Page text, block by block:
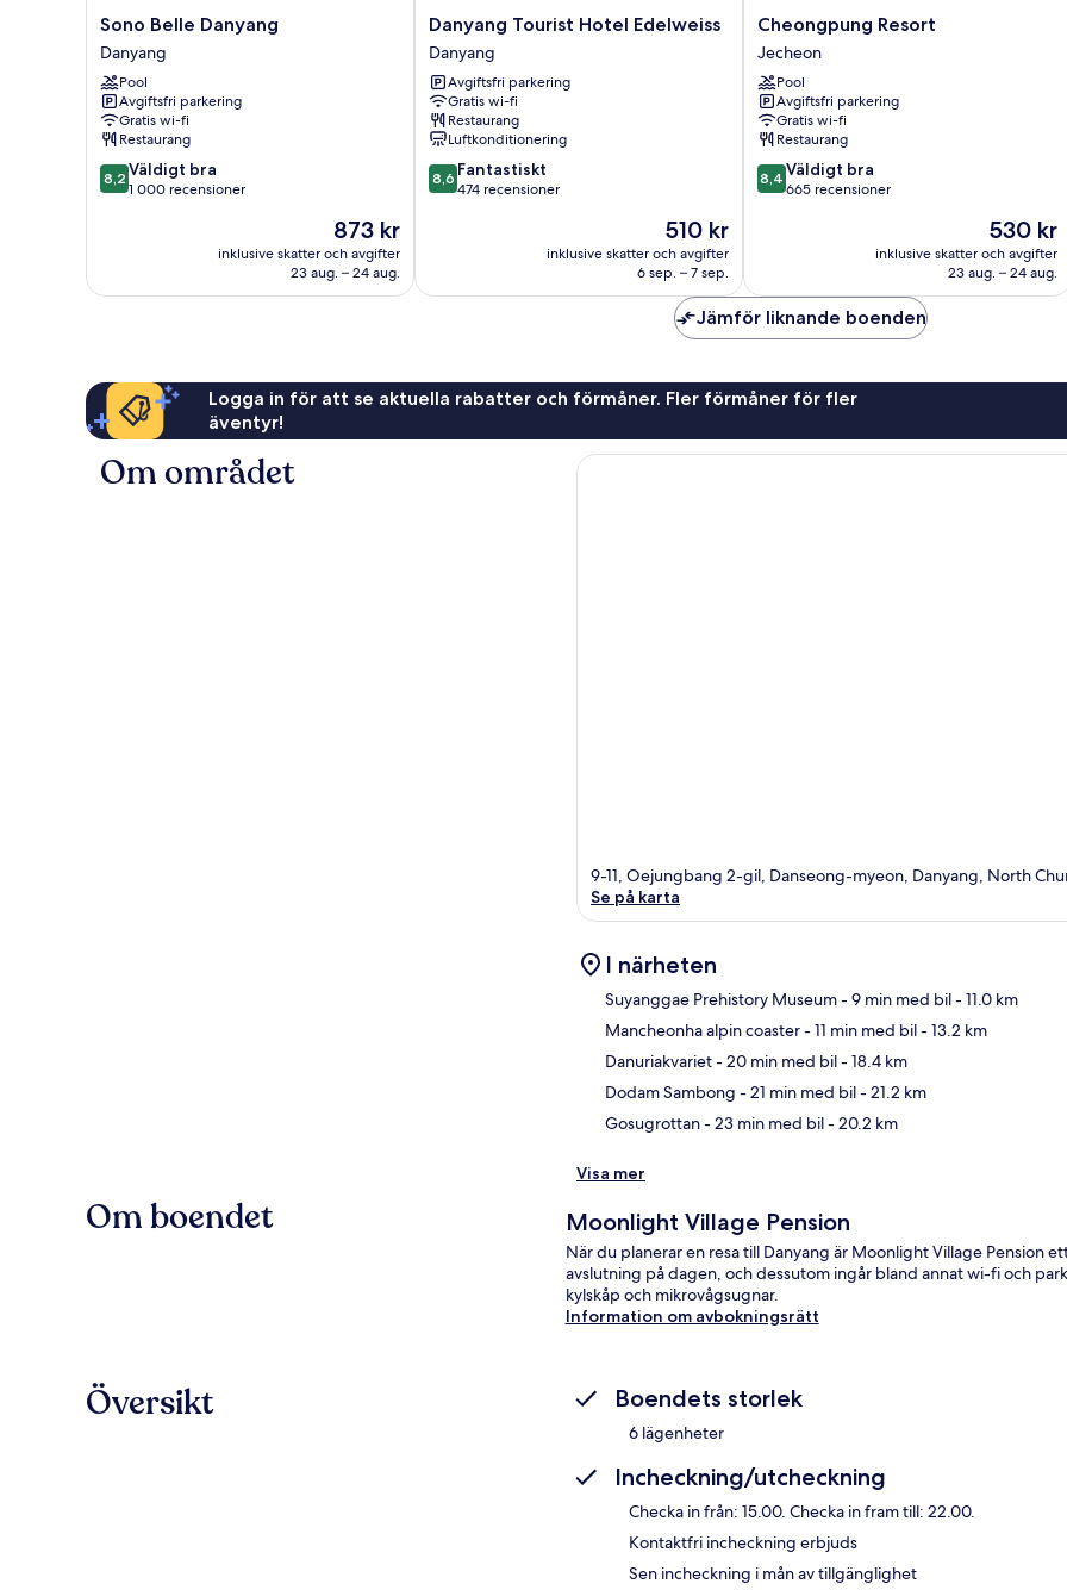
Sono
Belle
Danyang
Danyang
Sono Belle Danyang
Danyang
Pool
Avgiftsfri parkering
Gratis wi-fi
Restaurang
8.2
av
8,2 Väldigt bra
1 000 recensioner
Priset
är
873 kr
873 kr
inklusive skatter och avgifter
23 aug. – 24 aug.
Danyang
Tourist
Hotel
Edelweiss
Danyang
Danyang Tourist Hotel Edelweiss
Danyang
Avgiftsfri parkering
Gratis wi-fi
Restaurang
Luftkonditionering
8.6
av
8,6 Fantastiskt
474 recensioner
Priset
är
510 kr
510 kr
inklusive skatter och avgifter
6 sep. – 7 sep.
Cheongpung
Resort
Jecheon
Cheongpung Resort
Jecheon
Pool
Avgiftsfri parkering
Gratis wi-fi
Restaurang
8.4
av
8,4 Väldigt bra
665 recensioner
Priset
är
530 kr
530 kr
inklusive skatter och avgifter
23 aug. – 24 aug.
Jämför liknande boenden
Logga in för att se aktuella rabatter och förmåner. Fler förmåner för fler
äventyr!
Om området
9-11, Oejungbang 2-gil, Danseong-myeon, Danyang, North
Se på karta
I närheten
Suyanggae Prehistory Museum- 9 min med bil- 11.0 km
Mancheonha alpin coaster- 11 min med bil- 13.2 km
Danuriakvariet- 20 min med bil- 18.4 km
Dodam Sambong - 21 min med bil- 21.2 km
Gosugrottan- 23 min med bil- 20.2 km
Visa mer
Om boendet Moonlight Village Pension
När du planerar en resa till Danyang är Moonlight Village Pension
avslutning på dagen, och dessutom ingår bland annat wi-fi och
kylskåp och mikrovågsugnar.
Information om avbokningsrätt
Översikt Boendets storlek
6 lägenheter
Incheckning/utcheckning
Checka in från: 15.00. Checka in fram till: 22.00.
Kontaktfri incheckning erbjuds
Sen incheckning i mån av tillgänglighet